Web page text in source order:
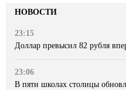
НОВОСТИ
23:15
Доллар превысил 82 рубля
23:06
В пяти школах столицы